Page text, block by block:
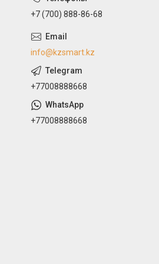
+7 (700) 888-86-68
info@kzsmart.kz
+77008888668
+77008888668